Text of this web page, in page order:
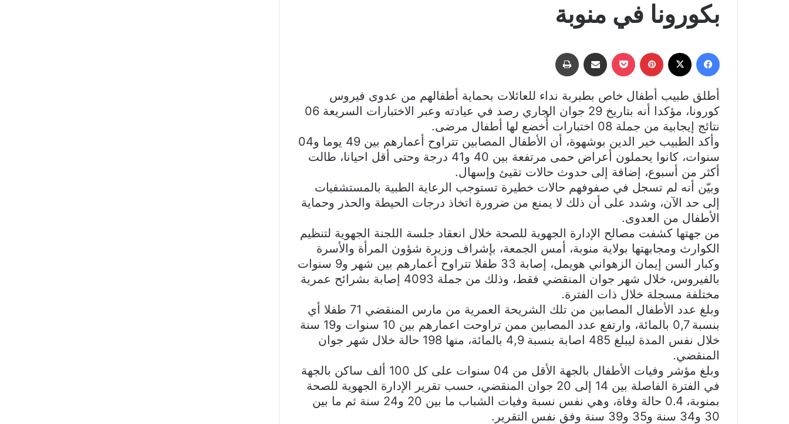
بكورونا في منوبة
فيسبوك بينتيريست ‫Pocket مشاركة عبر البريد
أطلق طبيب أطفال خاص بطبربة نداء للعائلات بحماية أطفالهم من عدوى فيروس
كورونا، مؤكدا أنه بتاريخ 29 جوان الجاري رصد في عيادته وعبر الاختبارات السريعة 06
نتائج إيجابية من جملة 08 اختبارات أُخضع لها أطفال مرضى.
وأكد الطبيب خير الدين بوشهوة، أن الأطفال المصابين تتراوح أعمارهم بين 49 يوما و04
سنوات، كانوا يحملون أعراض حمى مرتفعة بين 40 و41 درجة وحتى أقل احيانا، طالت
أكثر من أسبوع، إضافة إلى حدوث حالات تقيئ وإسهال.
وبيّن أنه لم تسجل في صفوفهم حالات خطيرة تستوجب الرعاية الطبية بالمستشفيات
إلى حد الآن، وشدد على أن ذلك لا يمنع من ضرورة اتخاذ درجات الحيطة والحذر وحماية
الأطفال من العدوى.
من جهتها كشفت مصالح الإدارة الجهوية للصحة خلال انعقاد جلسة اللجنة الجهوية لتنظيم
الكوارث ومجابهتها بولاية منوبة، أمس الجمعة، بإشراف وزيرة شؤون المرأة والأسرة
وكبار السن إيمان الزهواني هويمل، إصابة 33 طفلا تتراوح أعمارهم بين شهر و9 سنوات
بالفيروس، خلال شهر جوان المنقضي فقط، وذلك من جملة 4093 إصابة بشرائح عمرية
مختلفة مسجلة خلال ذات الفترة.
وبلغ عدد الأطفال المصابين من تلك الشريحة العمرية من مارس المنقضي 71 طفلا أي
بنسبة 0,7 بالمائة، وارتفع عدد المصابين ممن تراوحت اعمارهم بين 10 سنوات و19 سنة
خلال نفس المدة ليبلغ 485 اصابة بنسبة 4,9 بالمائة، منها 198 حالة خلال شهر جوان
المنقضي.
وبلغ مؤشر وفيات الأطفال بالجهة الأقل من 04 سنوات على كل 100 ألف ساكن بالجهة
في الفترة الفاصلة بين 14 إلى 20 جوان المنقضي، حسب تقرير الإدارة الجهوية للصحة
بمنوبة، 0.4 حالة وفاة، وهي نفس نسبة وفيات الشباب ما بين 20 و24 سنة ثم ما بين
30 و34 سنة و35 و39 سنة وفق نفس التقرير.